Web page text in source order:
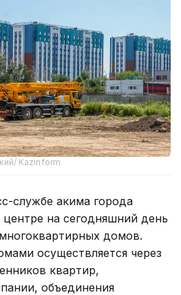
Kazinform
службе акима города
на сегодняшний день
домов.
осуществляется через
квартир,
объединения